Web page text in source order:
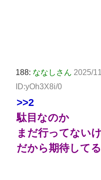
188: ななしさん 2025/
ID:yOh3X8i/0
>>2
駄目なのか
まだ行ってない
だから期待して